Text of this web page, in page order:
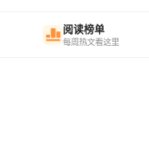
阅读榜单
每周热文看这里